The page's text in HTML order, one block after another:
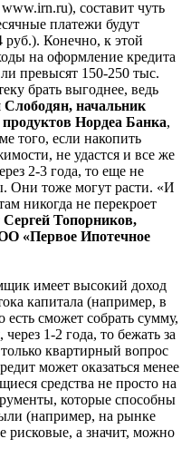
составит чуть
платежи будут
руб.). Конечно, к этой
на оформление кредита
превысят 150-250 тыс.
брать выгоднее, ведь
начальник
Нордеа Банка,
того, если накопить
не удастся и все же
2-3 года, то еще не
Они тоже могут расти. «И
никогда не перекроет
Сергей Топорников,
«Первое Ипотечное
имеет высокий доход
капитала (например, в
есть сможет собрать сумму,
1-2 года, то бежать за
квартирный вопрос
может оказаться менее
средства не просто на
которые способны
(например, на рынке
рисковые, а значит, можно